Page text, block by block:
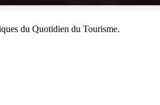
du Quotidien du Tourisme.